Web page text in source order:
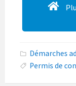
Démarches
Permis de